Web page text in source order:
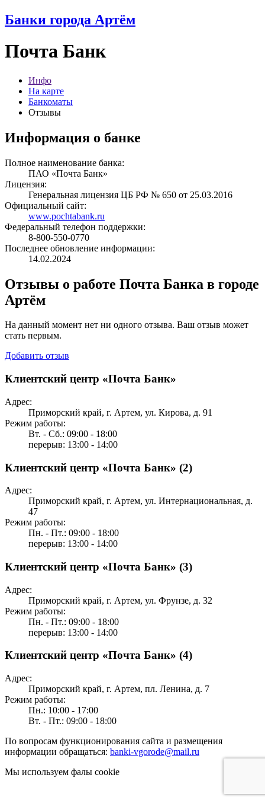
Банки города Артём
Почта Банк
Инфо
На карте
Банкоматы
Отзывы
Информация о банке
Полное наименование банка:
ПАО «Почта Банк»
Лицензия:
Генеральная лицензия ЦБ РФ № 650 от 25.03.2016
Официальный сайт:
www.pochtabank.ru
Федеральный телефон поддержки:
8-800-550-0770
Последнее обновление информации:
14.02.2024
Отзывы о работе Почта Банка в городе
Артём
На данный момент нет ни одного отзыва. Ваш отзыв может
стать первым.
Добавить отзыв
Клиентский центр «Почта Банк»
Адрес:
Приморский край, г. Артем, ул. Кирова, д. 91
Режим работы:
Вт. - Сб.: 09:00 - 18:00
перерыв: 13:00 - 14:00
Клиентский центр «Почта Банк» (2)
Адрес:
Приморский край, г. Артем, ул. Интернациональная, д.
47
Режим работы:
Пн. - Пт.: 09:00 - 18:00
перерыв: 13:00 - 14:00
Клиентский центр «Почта Банк» (3)
Адрес:
Приморский край, г. Артем, ул. Фрунзе, д. 32
Режим работы:
Пн. - Пт.: 09:00 - 18:00
перерыв: 13:00 - 14:00
Клиентский центр «Почта Банк» (4)
Адрес:
Приморский край, г. Артем, пл. Ленина, д. 7
Режим работы:
Пн.: 10:00 - 17:00
Вт. - Пт.: 09:00 - 18:00
По вопросам функционирования сайта и размещения
информации обращаться: banki-vgorode@mail.ru
Мы используем фалы cookie